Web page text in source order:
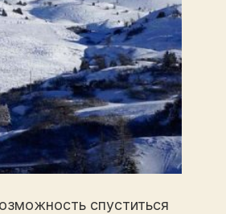
спуститься